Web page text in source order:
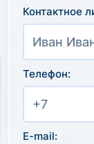
Контактное
Телефон:
E-mail: